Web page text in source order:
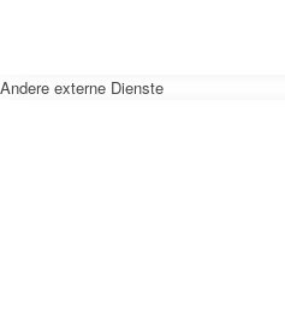
Andere externe Dienste